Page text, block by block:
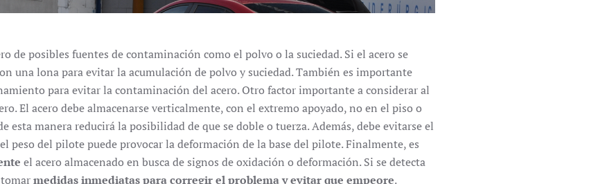
de posibles fuentes de contaminación como el polvo o la suciedad. Si el acero se
una lona para evitar la acumulación de polvo y suciedad. También es importante
para evitar la contaminación del acero. Otro factor importante a considerar al
El acero debe almacenarse verticalmente, con el extremo apoyado, no en el piso o
esta manera reducirá la posibilidad de que se doble o tuerza. Además, debe evitarse el
peso del pilote puede provocar la deformación de la base del pilote. Finalmente, es
el acero almacenado en busca de signos de oxidación o deformación. Si se detecta
medidas inmediatas para corregir el problema y evitar que empeore.